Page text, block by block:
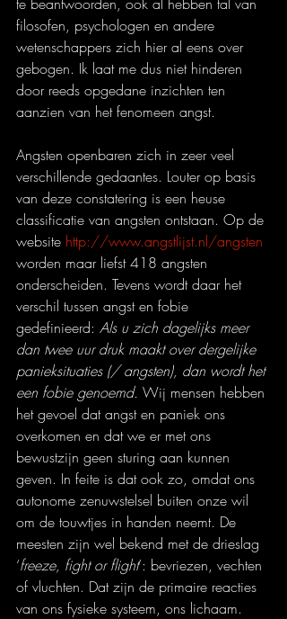
filosofen, psychologen en andere
wetenschappers zich hier al eens over
gebogen. Ik laat me dus niet hinderen
door reeds opgedane inzichten ten
aanzien van het fenomeen angst.
Angsten openbaren zich in zeer veel
verschillende gedaantes. Louter op basis
van deze constatering is een heuse
classificatie van angsten ontstaan. Op de
website http://www.angstlijst.nl/angsten
worden maar liefst 418 angsten
onderscheiden. Tevens wordt daar het
verschil tussen angst en fobie
gedefinieerd: Als u zich dagelijks meer
dan twee uur druk maakt over dergelijke
panieksituaties (/ angsten), dan wordt het
een fobie genoemd. Wij mensen hebben
het gevoel dat angst en paniek ons
overkomen en dat we er met ons
bewustzijn geen sturing aan kunnen
geven. In feite is dat ook zo, omdat ons
autonome zenuwstelsel buiten onze wil
om de touwtjes in handen neemt. De
meesten zijn wel bekend met de drieslag
‘freeze, fight or flight’: bevriezen, vechten
of vluchten. Dat zijn de primaire reacties
van ons fysieke systeem, ons lichaam.